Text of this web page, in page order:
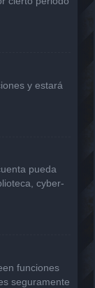
y estará
pueda
cyber-
funciones
seguramente